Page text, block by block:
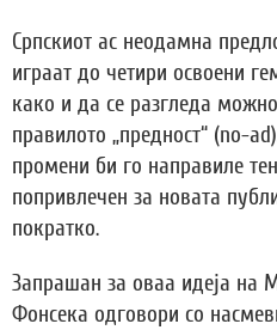
Српскиот ас неодамна
играат до четири освоени
како и да се разгледа
правилото „предност“ (no-
промени би го направиле
попривлечен за новата
пократко.
Запрашан за оваа идеја на
Фонсека одговори со